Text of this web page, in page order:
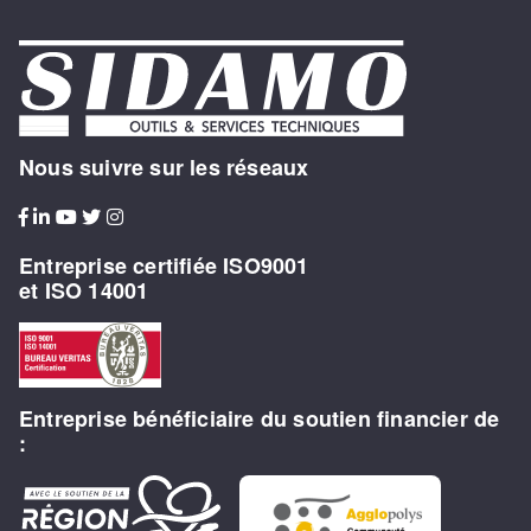
Nous suivre sur les réseaux
Entreprise certifiée ISO9001
et ISO 14001
Entreprise bénéficiaire du soutien financier de
: